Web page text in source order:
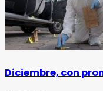
Diciembre, con